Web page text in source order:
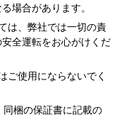
場合があります。
は、弊社では一切の責
全運転をお心がけくだ
ご使用にならないでく
梱の保証書に記載の